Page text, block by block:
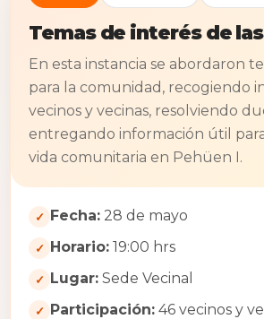
Temas de interés de
En esta instancia se abordaron
para la comunidad, recogiendo
vecinos y vecinas, resolviendo
entregando información útil
vida comunitaria en Pehüen I.
Fecha: 28 de mayo
Horario: 19:00 hrs
Lugar: Sede Vecinal
Participación: 46 vecinos y